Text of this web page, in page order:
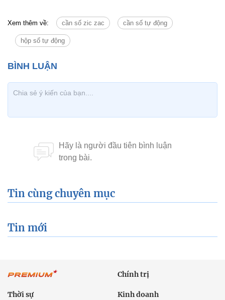
Xem thêm về: cần số zic zac cần số tự động
hộp số tự động
Tin cùng chuyên mục
Tin mới
Chính trị
Thời sự Kinh doanh